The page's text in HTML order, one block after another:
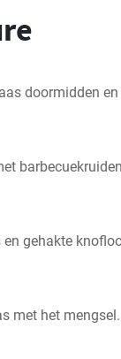
doormidden
gehakte
met het mengsel.